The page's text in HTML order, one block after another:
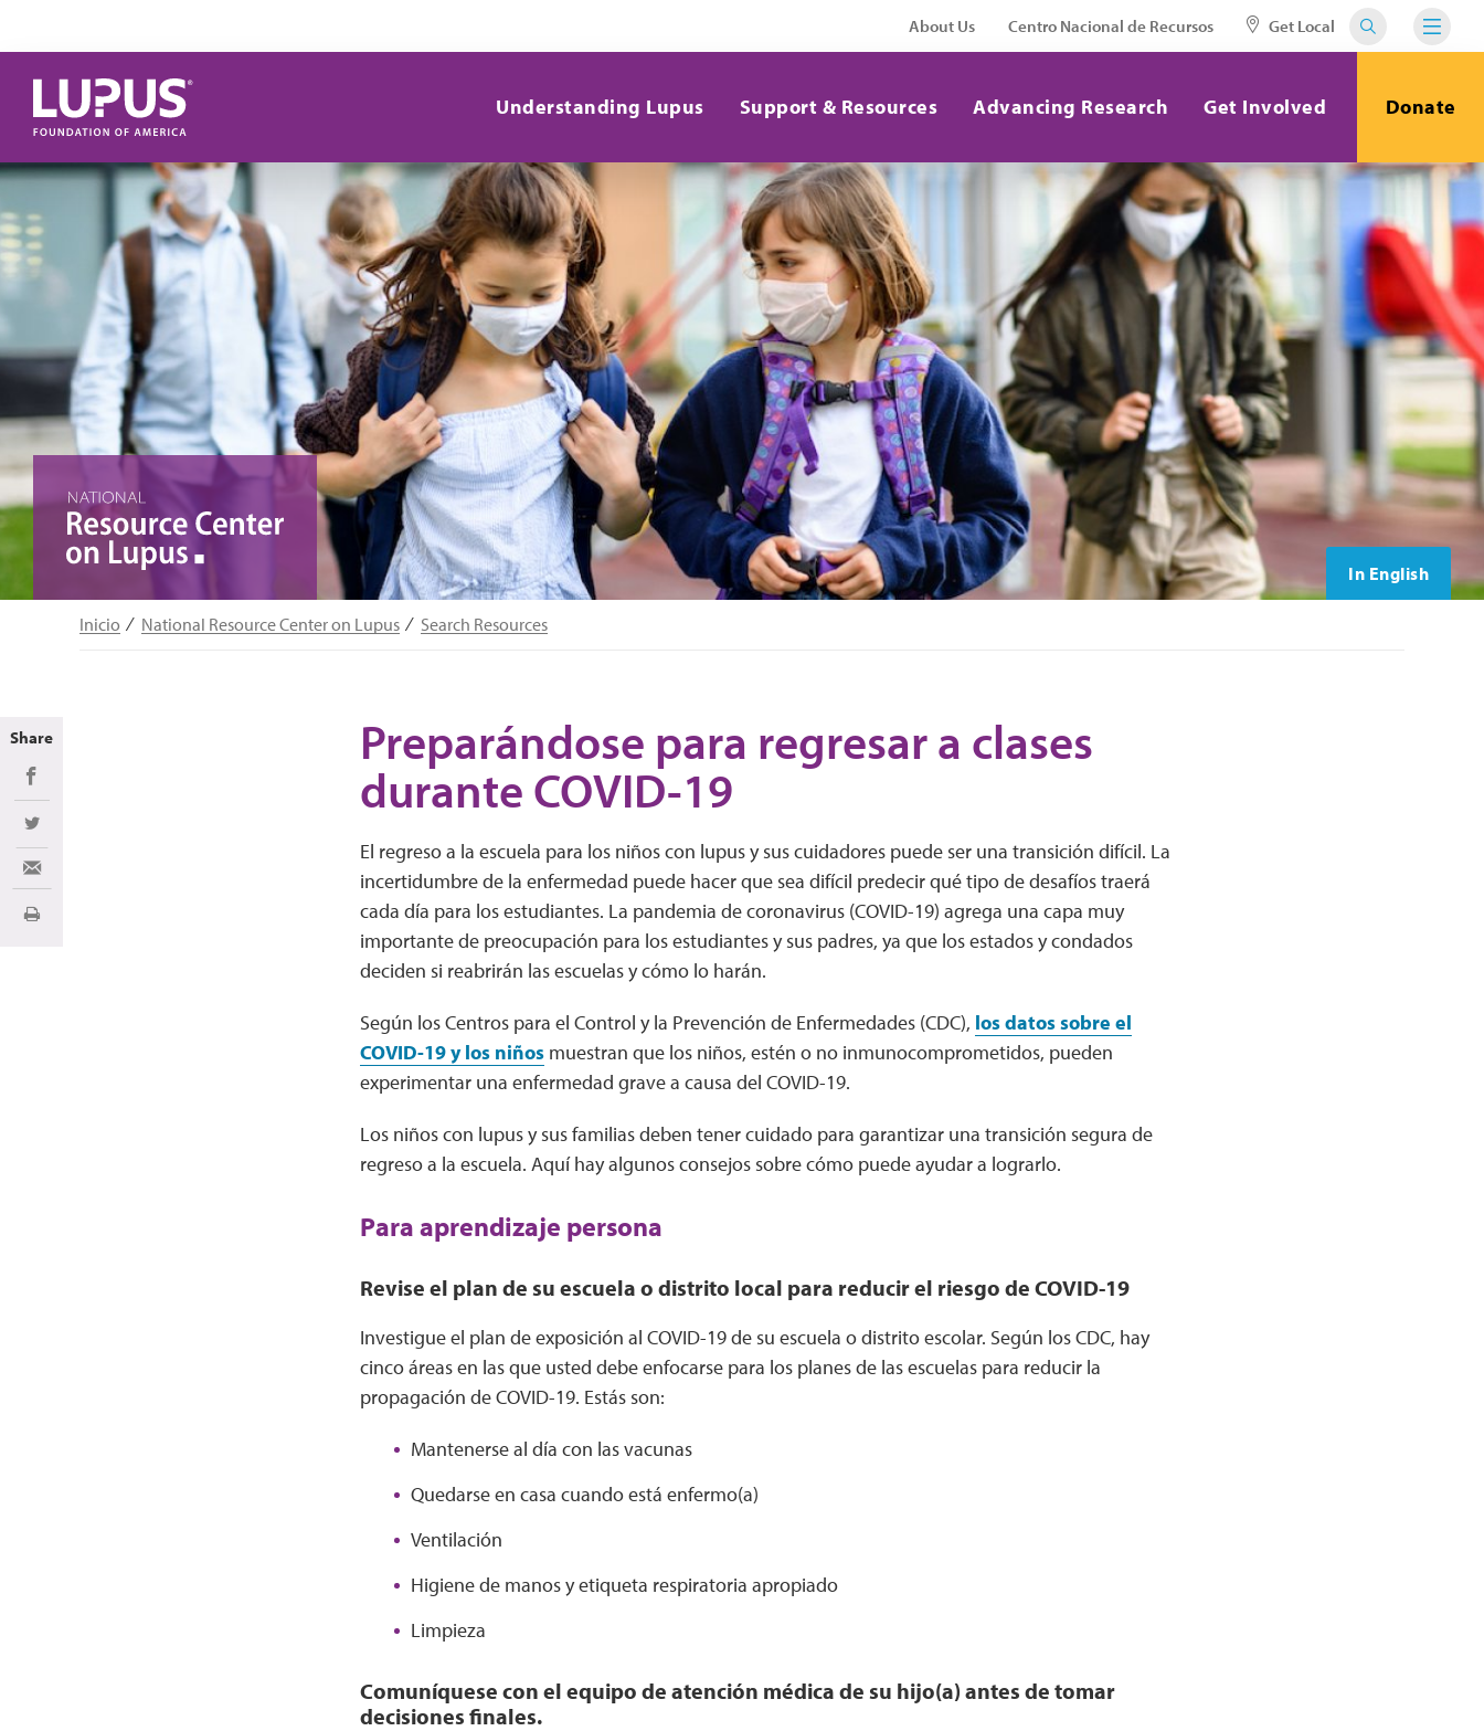
About Us Centro Nacional de Recursos Get Local
Understanding Lupus Support & Resources Advancing Research Get Involved Donate
In English
Inicio National Resource Center on Lupus Search Resources
Preparándose para regresar a clases
durante COVID-19
El regreso a la escuela para los niños con lupus y sus cuidadores puede ser una transición difícil. La
incertidumbre de la enfermedad puede hacer que sea difícil predecir qué tipo de desafíos traerá
cada día para los estudiantes. La pandemia de coronavirus (COVID-19) agrega una capa muy
importante de preocupación para los estudiantes y sus padres, ya que los estados y condados
deciden si reabrirán las escuelas y cómo lo harán.
Según los Centros para el Control y la Prevención de Enfermedades (CDC), los datos sobre el
COVID-19 y los niñosmuestran que los niños, estén o no inmunocomprometidos, pueden
experimentar una enfermedad grave a causa del COVID-19.
Los niños con lupus y sus familias deben tener cuidado para garantizar una transición segura de
regreso a la escuela. Aquí hay algunos consejos sobre cómo puede ayudar a lograrlo.
Para aprendizaje persona
Revise el plan de su escuela o distrito local para reducir el riesgo de COVID-19
Investigue el plan de exposición al COVID-19 de su escuela o distrito escolar. Según los CDC, hay
cinco áreas en las que usted debe enfocarse para los planes de las escuelas para reducir la
propagación de COVID-19. Estás son:
Mantenerse al día con las vacunas
Quedarse en casa cuando está enfermo(a)
Ventilación
Higiene de manos y etiqueta respiratoria apropiado
Limpieza
Comuníquese con el equipo de atención médica de su hijo(a) antes de tomar
decisiones finales.
Share
Share on Facebook
Share on Twitter
Share via Email
Imprimir